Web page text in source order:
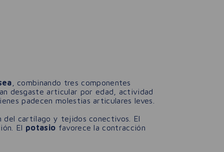
, combinando tres componentes
desgaste articular por edad, actividad
padecen molestias articulares leves.
del cartílago y tejidos conectivos. El
El potasio favorece la contracción